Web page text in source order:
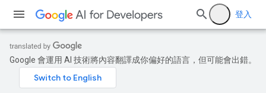
登入
Google 會運用 AI 技術將內容翻譯成你偏好的語言，但可能會出錯。